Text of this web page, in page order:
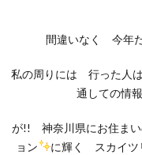
間違いなく 今年
私の周りには 行った人
通しての情
が!! 神奈川県にお住ま
ョン
に輝く スカイツ